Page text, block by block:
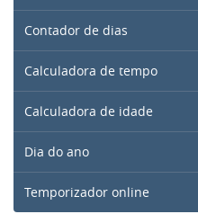
Contador de dias
Calculadora de tempo
Calculadora de idade
Dia do ano
Temporizador online